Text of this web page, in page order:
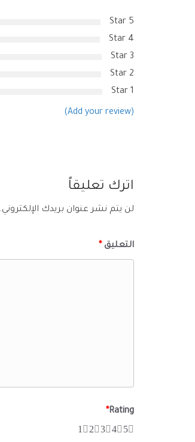
5 Star
4 Star
3 Star
2 Star
1 Star
(Add your review)
اترك تعليقاً
لن يتم نشر عنوان بريدك الإلكتروني.
التعليق *
Rating
*
5
4
3
2
1